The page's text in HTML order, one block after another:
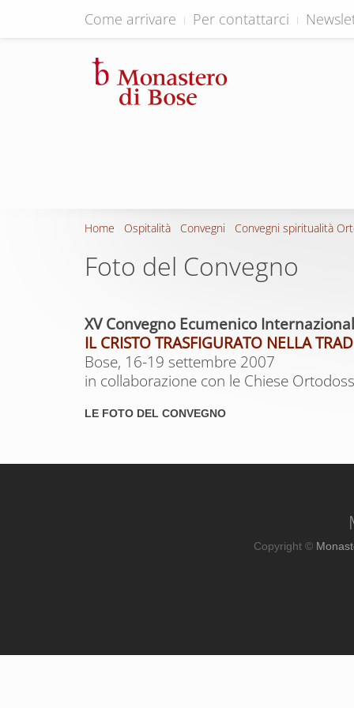
Come arrivare Per contattarci
Home Ospitalità Convegni Convegni spiritualità
Foto del Convegno
XV Convegno Ecumenico
IL CRISTO TRASFIGURATO NELLA
Bose, 16-19 settembre 2007
in collaborazione con le Chiese
LE FOTO DEL CONVEGNO
Copyright ©